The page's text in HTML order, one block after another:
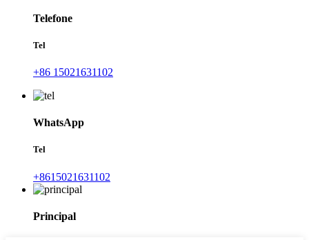
Telefone
Tel
+86 15021631102
WhatsApp
Tel
+8615021631102
Principal